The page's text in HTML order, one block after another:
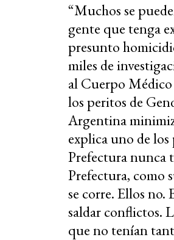
“Muchos se
gente que tenga
presunto
miles de
al Cuerpo Médico
los peritos de
Argentina
explica uno de
Prefectura nunca
Prefectura, como
se corre. Ellos
saldar conflictos.
que no tenían